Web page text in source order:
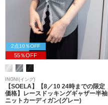
2点10％OFF
55％OFF
INGNI(イング)
【SOELA】【8／10 24時までの限定
価格】レースドッキングギャザー半袖
ニットカーディガン(グレー)